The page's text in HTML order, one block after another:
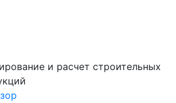
и расчет строительных